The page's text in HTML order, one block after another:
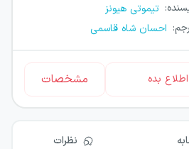
: تیموتی هیونز
: احسان شاه قاسمی
بده مشخصات
نظرات